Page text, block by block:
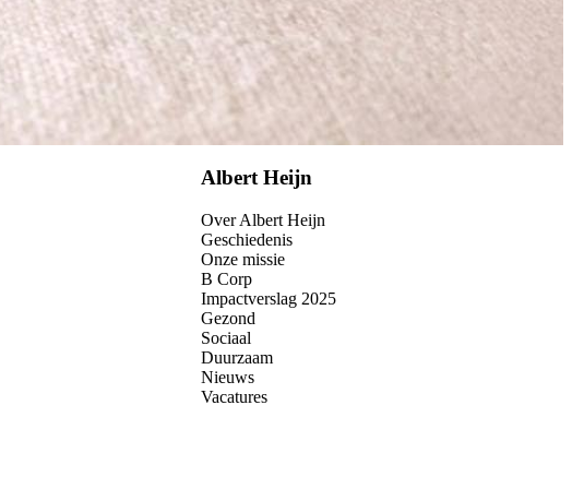
Albert Heijn
Over Albert Heijn
Geschiedenis
Onze missie
B Corp
Impactverslag 2025
Gezond
Sociaal
Duurzaam
Nieuws
Vacatures